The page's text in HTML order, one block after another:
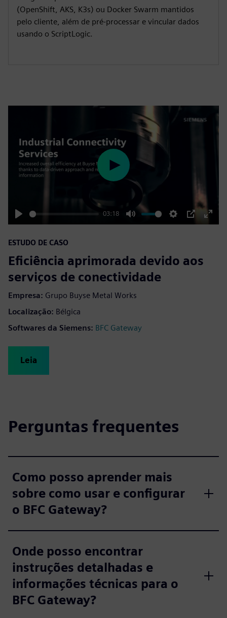
(OpenShift, AKS, K3s) ou Docker Swarm mantidos
pelo cliente, além de pré-processar e vincular dados
usando o ScriptLogic.
Play
03:18
Mute Settings
PIP
Enter
Play
ESTUDO DE CASO
Eficiência aprimorada devido aos
serviços de conectividade
Empresa: Grupo Buyse Metal Works
Localização: Bélgica
Softwares da Siemens: BFC Gateway
Leia
Perguntas frequentes
Como posso aprender mais
sobre como usar e configurar
o BFC Gateway?
Onde posso encontrar
instruções detalhadas e
informações técnicas para o
BFC Gateway?